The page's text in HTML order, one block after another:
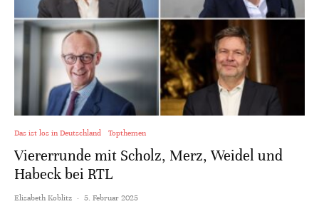
Das ist los in Deutschland Topthemen
Viererrunde mit Scholz, Merz, Weidel und
Habeck bei RTL
Elisabeth Koblitz · 5. Februar 2025